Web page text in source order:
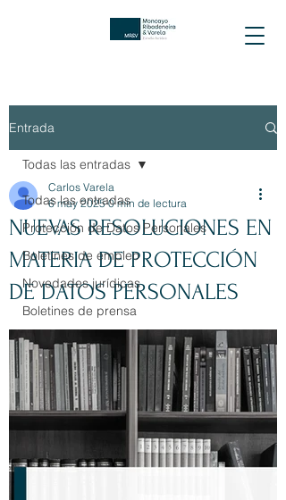
Entrada
Todas las entradas
Protección de Datos Personales
Boletines de empleo
Novedades jurídicas
Boletines de prensa
Todas las entradas
NUEVAS RESOLUCIONES EN
MATERIA DE PROTECCIÓN
DE DATOS PERSONALES
Carlos Varela
6 may 2025 0 min de lectura